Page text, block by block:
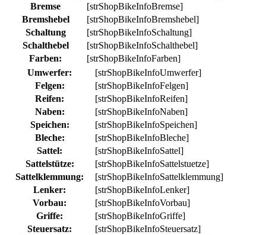
Bremse
[strShopBikeInfoBremse]
Bremshebel
[strShopBikeInfoBremshebel]
Schaltung
[strShopBikeInfoSchaltung]
Schalthebel
[strShopBikeInfoSchalthebel]
Farben:
[strShopBikeInfoFarben]
Umwerfer:
[strShopBikeInfoUmwerfer]
Felgen:
[strShopBikeInfoFelgen]
Reifen:
[strShopBikeInfoReifen]
Naben:
[strShopBikeInfoNaben]
Speichen:
[strShopBikeInfoSpeichen]
Bleche:
[strShopBikeInfoBleche]
Sattel:
[strShopBikeInfoSattel]
Sattelstütze:
[strShopBikeInfoSattelstuetze]
Sattelklemmung:
[strShopBikeInfoSattelklemmung]
Lenker:
[strShopBikeInfoLenker]
Vorbau:
[strShopBikeInfoVorbau]
Griffe:
[strShopBikeInfoGriffe]
Steuersatz:
[strShopBikeInfoSteuersatz]